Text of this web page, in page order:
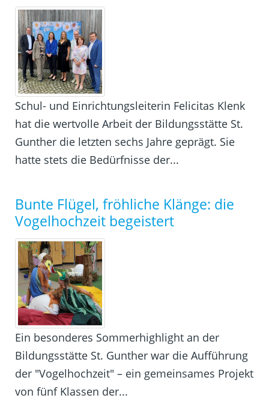
Schul- und Einrichtungsleiterin Felicitas Klenk
hat die wertvolle Arbeit der Bildungsstätte St.
Gunther die letzten sechs Jahre geprägt. Sie
hatte stets die Bedürfnisse der...
Bunte Flügel, fröhliche Klänge: die
Vogelhochzeit begeistert
Ein besonderes Sommerhighlight an der
Bildungsstätte St. Gunther war die Aufführung
der "Vogelhochzeit" – ein gemeinsames Projekt
von fünf Klassen der...